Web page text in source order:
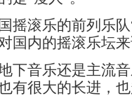
滚乐的前列乐队“
国内的摇滚乐坛
音乐还是主流音
有很大的长进，